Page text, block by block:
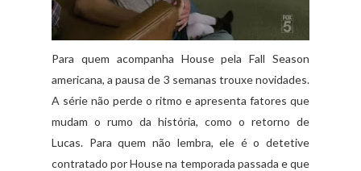
Para quem acompanha HousepelaFall Season
americana, a pausa de 3 semanas trouxe novidades.
A série não perde o ritmo e apresenta fatores que
mudam o rumo da história, como o retorno de
Lucas. Para quem não lembra, ele é o detetive
contratado porHousena temporada passada e que